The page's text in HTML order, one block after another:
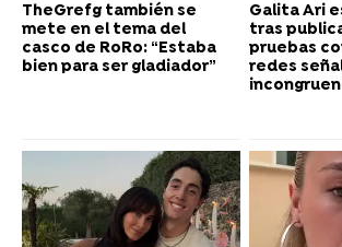
TheGrefg también se
mete en el tema del
casco de RoRo: “Estaba
bien para ser gladiador”
Galita Ari
tras
pruebas
redes